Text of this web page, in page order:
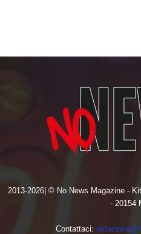
2013-2026| © No News Magazine -
- 20154
Contattaci: